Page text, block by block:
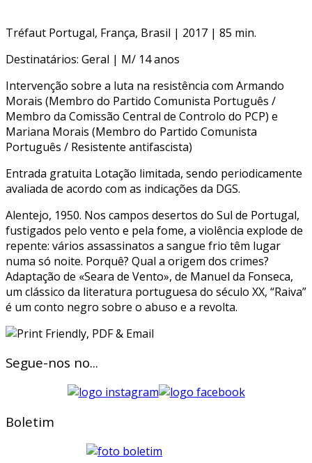
Tréfaut Portugal, França, Brasil | 2017 | 85 min.
Destinatários: Geral | M/ 14 anos
Intervenção sobre a luta na resistência com Armando
Morais (Membro do Partido Comunista Português /
Membro da Comissão Central de Controlo do PCP) e
Mariana Morais (Membro do Partido Comunista
Português / Resistente antifascista)
Entrada gratuita Lotação limitada, sendo periodicamente
avaliada de acordo com as indicações da DGS.
Alentejo, 1950. Nos campos desertos do Sul de Portugal,
fustigados pelo vento e pela fome, a violência explode de
repente: vários assassinatos a sangue frio têm lugar
numa só noite. Porquê? Qual a origem dos crimes?
Adaptação de «Seara de Vento», de Manuel da Fonseca,
um clássico da literatura portuguesa do século XX, “Raiva”
é um conto negro sobre o abuso e a revolta.
Segue-nos no...
Boletim